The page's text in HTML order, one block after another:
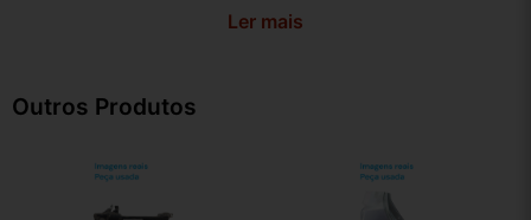
Ler mais
Outros Produtos